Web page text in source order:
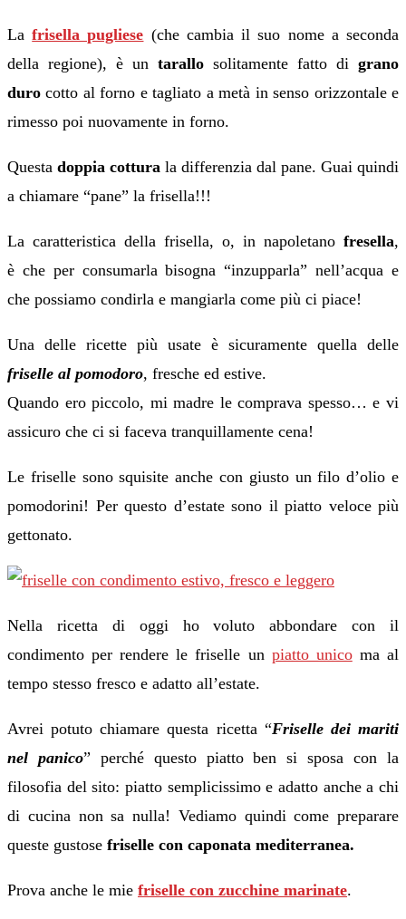
Lafrisella pugliese (che cambia il suo nome a seconda
della regione), è un tarallo solitamente fatto di grano
duro cotto al forno e tagliato a metà in senso orizzontale e
rimesso poi nuovamente in forno.
Questa doppia cottura la differenzia dal pane. Guai quindi
a chiamare “pane” la frisella!!!
La caratteristica della frisella, o, in napoletano fresella,
è che per consumarla bisogna “inzupparla” nell’acqua e
che possiamo condirla e mangiarla come più ci piace!
Una delle ricette più usate è sicuramente quella delle
friselle al pomodoro, fresche ed estive.
Quando ero piccolo, mi madre le comprava spesso… e vi
assicuro che ci si faceva tranquillamente cena!
Le friselle sono squisite anche con giusto un filo d’olio e
pomodorini! Per questo d’estate sono il piatto veloce più
gettonato.
Nella ricetta di oggi ho voluto abbondare con il
condimento per rendere le friselle un piatto unicoma al
tempo stesso fresco e adatto all’estate.
Avrei potuto chiamare questa ricetta “Friselle dei mariti
nel panico” perché questo piatto ben si sposa con la
filosofia del sito: piatto semplicissimo e adatto anche a chi
di cucina non sa nulla! Vediamo quindi come preparare
queste gustose friselle con caponata mediterranea.
Prova anche le mie friselle con zucchine marinate.